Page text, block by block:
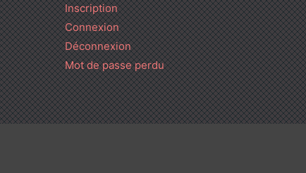
Inscription
Connexion
Déconnexion
Mot de passe perdu